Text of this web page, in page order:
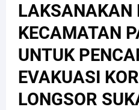
LAKSANAKAN
KECAMATAN
UNTUK
EVAKUASI
LONGSOR